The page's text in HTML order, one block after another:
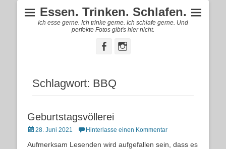
Essen. Trinken. Schlafen.
Ich esse gerne. Ich trinke gerne. Ich schlafe gerne. Und
perfekte Fotos gibt's hier nicht.
FacebookInstagram
Schlagwort: BBQ
Geburtstagsvöllerei
Posted
28. Juni 2021 Hinterlasse einen Kommentar
Aufmerksam Lesenden wird aufgefallen sein, dass es